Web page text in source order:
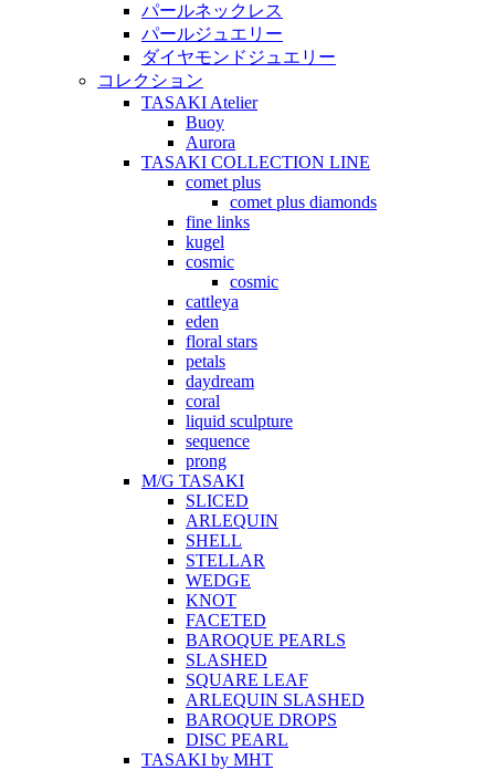
パールネックレス
パールジュエリー
ダイヤモンドジュエリー
コレクション
TASAKI Atelier
Buoy
Aurora
TASAKI COLLECTION LINE
comet plus
comet plus diamonds
fine links
kugel
cosmic
cosmic
cattleya
eden
floral stars
petals
daydream
coral
liquid sculpture
sequence
prong
M/G TASAKI
SLICED
ARLEQUIN
SHELL
STELLAR
WEDGE
KNOT
FACETED
BAROQUE PEARLS
SLASHED
SQUARE LEAF
ARLEQUIN SLASHED
BAROQUE DROPS
DISC PEARL
TASAKI by MHT